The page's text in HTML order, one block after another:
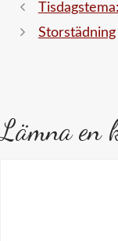
Storstädning
Lämna en